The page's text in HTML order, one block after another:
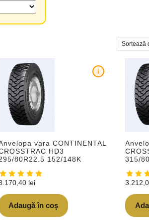
vara CONTINENTAL
HD3
80R22.5 152/148K
i
lei
Adaugă în coș
315/